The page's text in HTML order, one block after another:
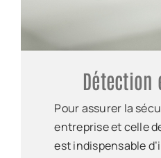
Détection
Pour assurer la
entreprise et celle
est indispensable